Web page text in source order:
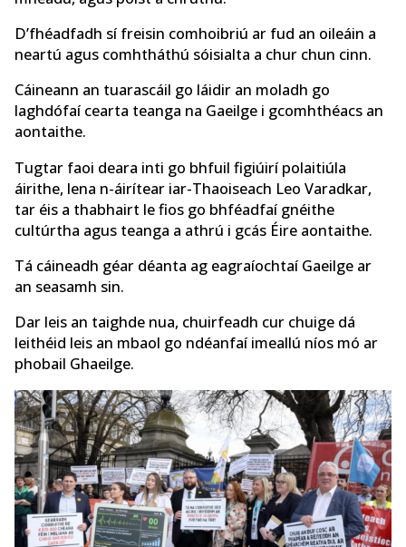
D’fhéadfadh sí freisin comhoibriú ar fud an oileáin a
neartú agus comhtháthú sóisialta a chur chun cinn.
Cáineann an tuarascáil go láidir an moladh go
laghdófaí cearta teanga na Gaeilge i gcomhthéacs an
aontaithe.
Tugtar faoi deara inti go bhfuil figiúirí polaitiúla
áirithe, lena n-áirítear iar-Thaoiseach Leo Varadkar,
tar éis a thabhairt le fios go bhféadfaí gnéithe
cultúrtha agus teanga a athrú i gcás Éire aontaithe.
Tá cáineadh géar déanta ag eagraíochtaí Gaeilge ar
an seasamh sin.
Dar leis an taighde nua, chuirfeadh cur chuige dá
leithéid leis an mbaol go ndéanfaí imeallú níos mó ar
phobail Ghaeilge.